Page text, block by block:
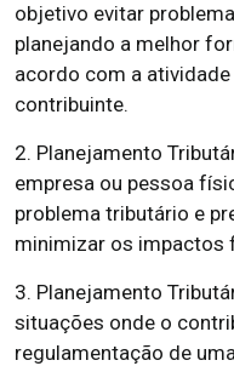
objetivo evitar
planejando a melhor
acordo com a
contribuinte.
2. Planejamento
empresa ou pessoa
problema tributário e
minimizar os impactos
3. Planejamento
situações onde o
regulamentação de